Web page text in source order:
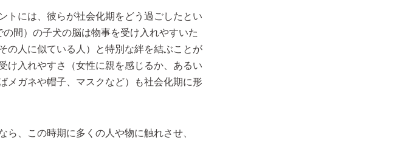
トには、彼らが社会化期をどう過ごしたとい
間）の子犬の脳は物事を受け入れやすいた
の人に似ている人）と特別な絆を結ぶことが
け入れやすさ（女性に親を感じるか、あるい
メガネや帽子、マスクなど）も社会化期に形
、この時期に多くの人や物に触れさせ、